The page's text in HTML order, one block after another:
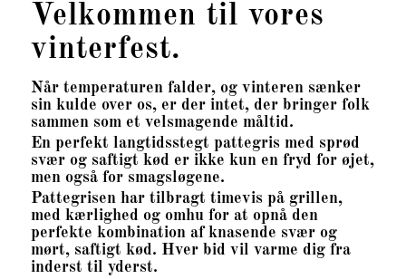
Velkommen til vores
vinterfest.
Når temperaturen falder, og vinteren sænker
sin kulde over os, er der intet, der bringer folk
sammen som et velsmagende måltid.
En perfekt langtidsstegt pattegris med sprød
svær og saftigt kød er ikke kun en fryd for øjet,
men også for smagsløgene.
Pattegrisen har tilbragt timevis på grillen,
med kærlighed og omhu for at opnå den
perfekte kombination af knasende svær og
mørt, saftigt kød. Hver bid vil varme dig fra
inderst til yderst.